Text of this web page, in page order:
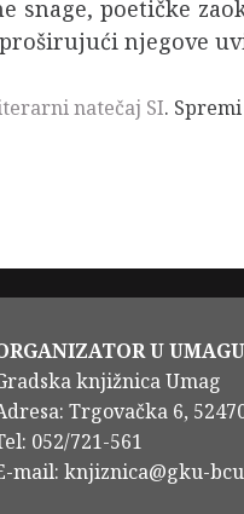
snage, poetičke
njegove
natečaj SI. Spremi
U
knjižnica Umag
Trgovačka 6,
052/721-561
mail: knjiznica@gku-